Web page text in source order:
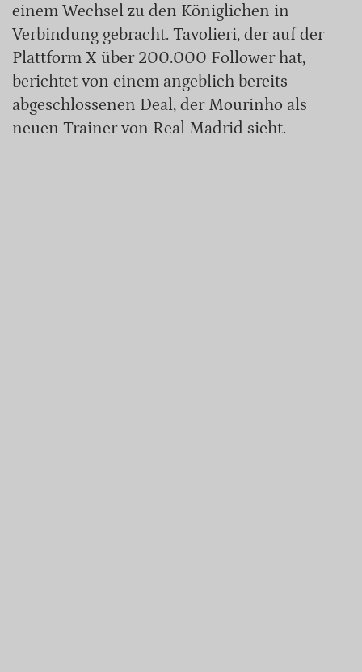
einem Wechsel zu den Königlichen in
Verbindung gebracht. Tavolieri, der auf der
Plattform X über 200.000 Follower hat,
berichtet von einem angeblich bereits
abgeschlossenen Deal, der Mourinho als
neuen Trainer von Real Madrid sieht.